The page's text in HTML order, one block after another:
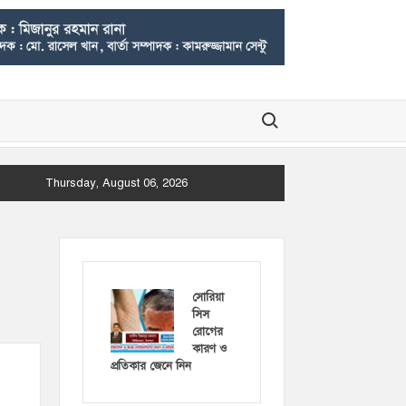
Search for:
Thursday, August 06, 2026
সোরিয়া
সিস
রোগের
কারণ ও
প্রতিকার জেনে নিন